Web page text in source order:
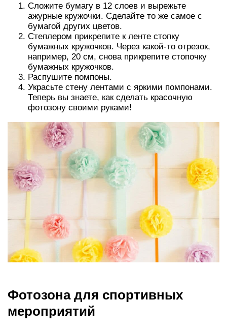
Сложите бумагу в 12 слоев и вырежьте
ажурные кружочки. Сделайте то же самое с
бумагой других цветов.
Степлером прикрепите к ленте стопку
бумажных кружочков. Через какой-то отрезок,
например, 20 см, снова прикрепите стопочку
бумажных кружочков.
Распушите помпоны.
Украсьте стену лентами с яркими помпонами.
Теперь вы знаете, как сделать красочную
фотозону своими руками!
Фотозона для спортивных
мероприятий